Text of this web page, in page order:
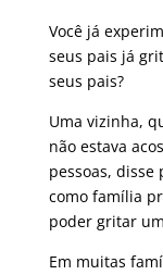
Você já
seus pais já
seus pais?
Uma vizinha,
não estava
pessoas, disse
como família
poder gritar
Em muitas